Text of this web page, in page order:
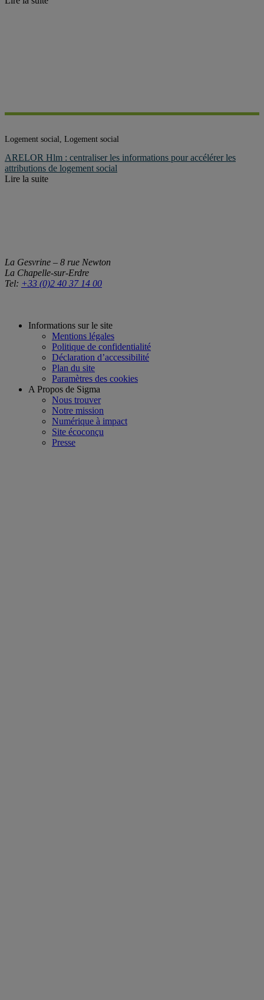
Logement social, Logement social
ARELOR Hlm : centraliser les informations pour accélérer les
attributions de logement social
Lire la suite
La Gesvrine – 8 rue Newton
La Chapelle-sur-Erdre
Tel: +33 (0)2 40 37 14 00
Informations sur le site
Mentions légales
Politique de confidentialité
Déclaration d’accessibilité
Plan du site
Paramètres des cookies
A Propos de Sigma
Nous trouver
Notre mission
Numérique à impact
Site écoconçu
Presse